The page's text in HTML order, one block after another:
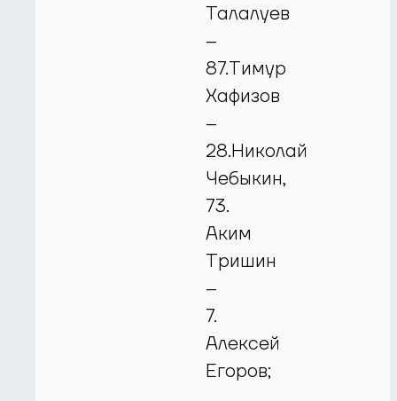
Талалуев
–
87.Тимур
Хафизов
–
28.Николай
Чебыкин,
73.
Аким
Тришин
–
7.
Алексей
Егоров;